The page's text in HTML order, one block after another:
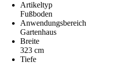
Artikeltyp
Fußboden
Anwendungsbereich
Gartenhaus
Breite
323 cm
Tiefe